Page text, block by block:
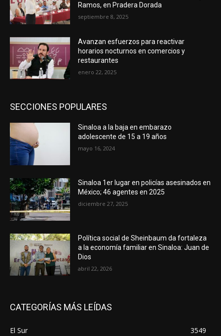
Ramos, en Pradera Dorada
septiembre 8, 2025
Avanzan esfuerzos para reactivar
horarios nocturnos en comercios y
restaurantes
enero 22, 2025
SECCIONES POPULARES
Sinaloa a la baja en embarazo
adolescente de 15 a 19 años
mayo 16, 2024
Sinaloa 1er lugar en policías asesinados en
México; 46 agentes en 2025
diciembre 27, 2025
Política social de Sheinbaum da fortaleza
a la economía familiar en Sinaloa: Juan de
Dios
abril 22, 2026
CATEGORÍAS MÁS LEÍDAS
El Sur
3549